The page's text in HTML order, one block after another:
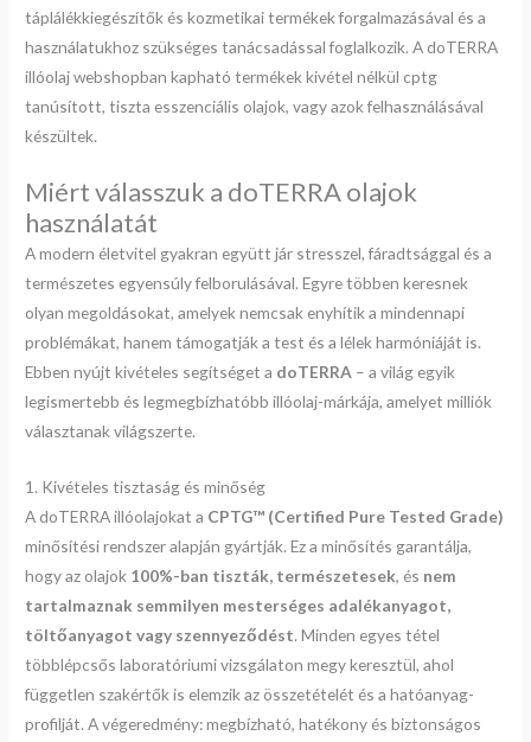
táplálékkiegészítők és kozmetikai termékek forgalmazásával és a
használatukhoz szükséges tanácsadással foglalkozik. A doTERRA
illóolaj webshopban kapható termékek kivétel nélkül cptg
tanúsított, tiszta esszenciális olajok, vagy azok felhasználásával
készültek.
Miért válasszuk a doTERRA olajok
használatát
A modern életvitel gyakran együtt jár stresszel, fáradtsággal és a
természetes egyensúly felborulásával. Egyre többen keresnek
olyan megoldásokat, amelyek nemcsak enyhítik a mindennapi
problémákat, hanem támogatják a test és a lélek harmóniáját is.
Ebben nyújt kivételes segítséget a doTERRA – a világ egyik
legismertebb és legmegbízhatóbb illóolaj-márkája, amelyet milliók
választanak világszerte.
1. Kivételes tisztaság és minőség
A doTERRA illóolajokat a CPTG™ (Certified Pure Tested Grade)
minősítési rendszer alapján gyártják. Ez a minősítés garantálja,
hogy az olajok 100%-ban tiszták, természetesek, és nem
tartalmaznak semmilyen mesterséges adalékanyagot,
töltőanyagot vagy szennyeződést. Minden egyes tétel
többlépcsős laboratóriumi vizsgálaton megy keresztül, ahol
független szakértők is elemzik az összetételét és a hatóanyag-
profilját. A végeredmény: megbízható, hatékony és biztonságos